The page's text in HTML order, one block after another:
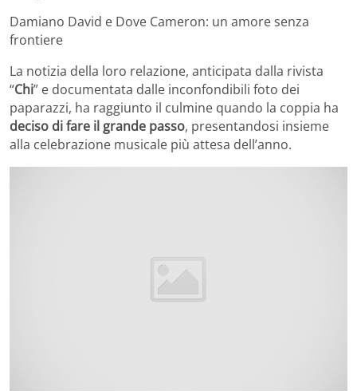
Damiano David e Dove Cameron: un amore senza
frontiere
La notizia della loro relazione, anticipata dalla rivista
“Chi” e documentata dalle inconfondibili foto dei
paparazzi, ha raggiunto il culmine quando la coppia ha
deciso di fare il grande passo, presentandosi insieme
alla celebrazione musicale più attesa dell’anno.